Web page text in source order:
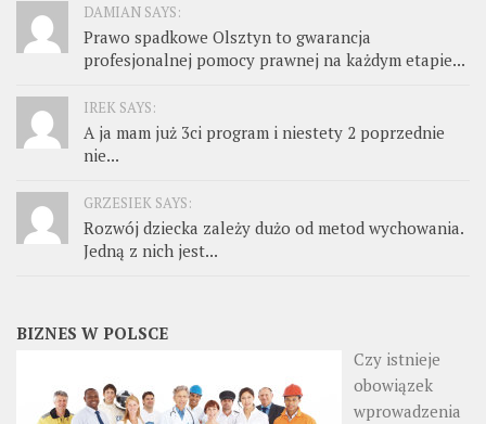
DAMIAN SAYS:
Prawo spadkowe Olsztyn to gwarancja
profesjonalnej pomocy prawnej na każdym etapie...
IREK SAYS:
A ja mam już 3ci program i niestety 2 poprzednie
nie...
GRZESIEK SAYS:
Rozwój dziecka zależy dużo od metod wychowania.
Jedną z nich jest...
BIZNES W POLSCE
Czy istnieje
obowiązek
wprowadzenia